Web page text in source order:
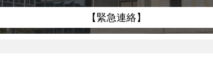
【緊急連絡】